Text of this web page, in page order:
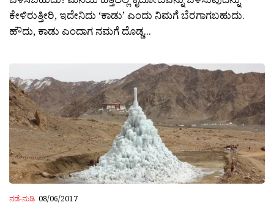
ಕೇಳಿರುತ್ತೀರಿ, ಇದೇನಿದು ‘ಕಾಡು’ ಎಂದು ನಿಮಗೆ ಬೆರಗಾಗಬಹುದು.
ಹೌದು, ಕಾಡು ಎಂದಾಗ ನಮಗೆ ದೊಡ್ಡ...
ನಡೆ-ನುಡಿ 08/06/2017